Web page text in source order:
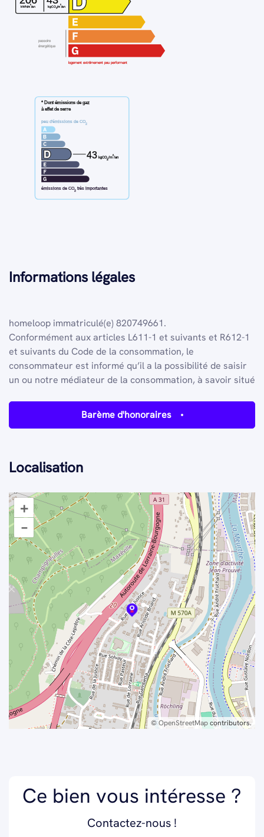
passoire
énergétique
logement extrêmement peu performant
kWh/m²/an kgCO2/m
²
/an
* Dont émissions de gaz
à effet de serre
peu d'émissions de CO2
émissions de CO2très importantes
43kgCO2/m²/an
Informations légales
homeloop immatriculé(e) 820749661.
Conformément aux articles L611-1 et suivants et R612-1
et suivants du Code de la consommation, le
consommateur est informé qu’il a la possibilité de saisir
un ou notre médiateur de la consommation, à savoir situé
Barème d'honoraires
Localisation
+
–
©OpenStreetMapcontributors.
Ce bien vous intéresse ?
Contactez-nous !